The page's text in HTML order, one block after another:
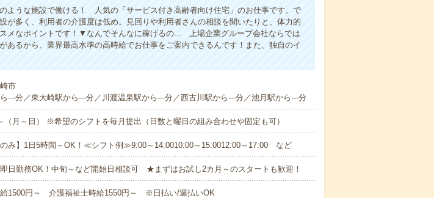
ような施設で働ける！ 人気の「サービス付き高齢者向け住宅」のお仕事です。で
が多く、利用者の介護度は低め。見回りや利用者さんの相談を聞いたりと、体力的
メなポイントです！▼なんでそんなに稼げるの... 上場企業グループ会社ならでは
あるから、業界最高水準の高時給でお仕事をご案内できるんです！また、独自のイ
市
---分／東大崎駅から---分／川渡温泉駅から---分／西古川駅から---分／池月駅から---分
月～日） ※希望のシフトを毎月提出（日数と曜日の組み合わせや固定も可）
み】1日5時間～OK！≪シフト例≫9:00～14:0010:00～15:0012:00～17:00 など
即日勤務OK！中旬～など開始日相談可 ★まずはお試し2カ月～のスタートも歓迎！
1500円～ 介護福祉士時給1550円～ ※日払い/週払いOK